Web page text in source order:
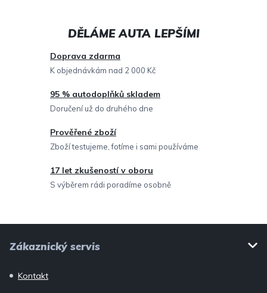
a
í
p
r
y
v
ý
Doprava zdarma
K objednávkám nad 2 000 Kč
95 % autodoplňků skladem
Doručení už do druhého dne
Prověřené zboží
Zboží testujeme, fotíme i sami používáme
17 let zkušeností v oboru
S výběrem rádi poradíme osobně
Zákaznický servis
Kontakt